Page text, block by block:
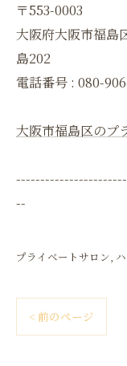
〒553-0003
大阪府大阪市福
島202
電話番号 : 080-
大阪市福島区のプ
--
プライベートサロン
< 前のページ